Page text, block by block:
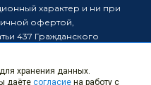
характер и ни при
офертой,
437 Гражданского
право в одностороннем
размещенную на
хранения данных.
даёте согласие на работу с